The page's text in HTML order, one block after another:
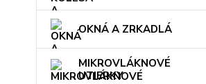
OKNÁ A ZRKADLÁ
MIKROVLÁKNOVÉ
UTIERKY